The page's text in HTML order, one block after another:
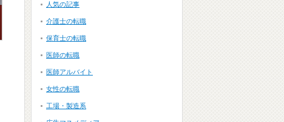
人気の記事
介護士の転職
保育士の転職
医師の転職
医師アルバイト
女性の転職
工場・製造系